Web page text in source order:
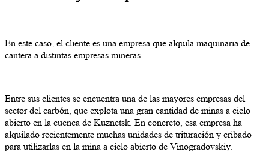
En este caso, el cliente es una empresa que alquila maquinaria de
cantera a distintas empresas mineras.
Entre sus clientes se encuentra una de las mayores empresas del
sector del carbón, que explota una gran cantidad de minas a cielo
abierto en la cuenca de Kuznetsk. En concreto, esa empresa ha
alquilado recientemente muchas unidades de trituración y cribado
para utilizarlas en la mina a cielo abierto de Vinogradovskiy.